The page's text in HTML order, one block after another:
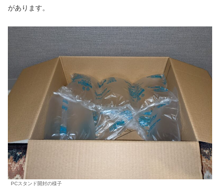
があります。
PCスタンド開封の様子